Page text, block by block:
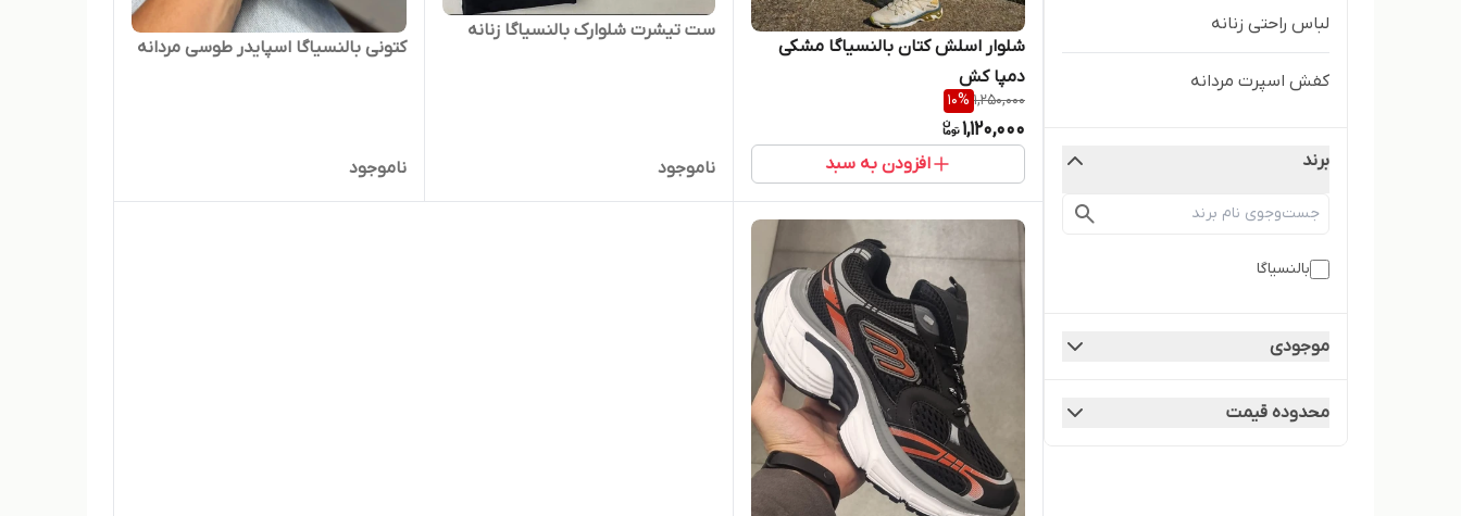
لباس راحتی زنانه
کفش اسپرت مردانه
برند
بالنسیاگا
موجودی
محدوده قیمت
شلوار اسلش کتان بالنسیاگا مشکی
دمپا کش
1,250,000
10%
1,120,000
افزودن به سبد
ست تیشرت شلوارک بالنسیاگا زنانه
ناموجود
کتونی بالنسیاگا اسپایدر طوسی مردانه
ناموجود